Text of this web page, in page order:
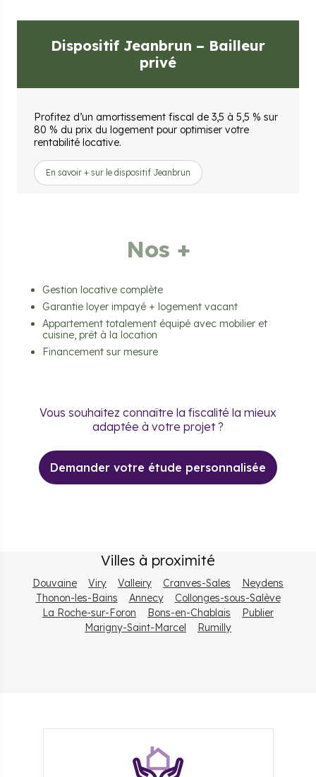
Dispositif Jeanbrun – Bailleur
privé
Profitez d’un amortissement fiscal de 3,5 à 5,5 % sur
80 % du prix du logement pour optimiser votre
rentabilité locative.
En savoir + sur le dispositif Jeanbrun
Nos +
Gestion locative complète
Garantie loyer impayé + logement vacant
Appartement totalement équipé avec mobilier et
cuisine, prêt à la location
Financement sur mesure
Vous souhaitez connaître la fiscalité la mieux
adaptée à votre projet ?
Demander votre étude personnalisée
Villes à proximité
Douvaine Viry Valleiry Cranves-Sales
Neydens
Thonon-les-Bains
Annecy
Collonges-sous-Salève
La Roche-sur-Foron
Bons-en-Chablais
Publier
Marigny-Saint-Marcel
Rumilly